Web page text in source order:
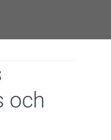
ochav våra
ha sina bästa
få se dem! Tack
😊
varje dag.